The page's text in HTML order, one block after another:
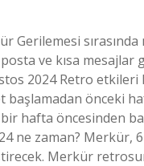
sırasında
ve kısa mesajlar
2024 Retro
önceki
hafta öncesinden
ne zaman? Merkür,
Merkür